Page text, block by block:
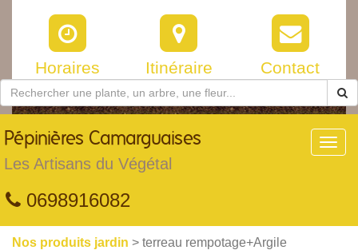
Horaires Itinéraire Contact
Pépinières Camarguaises
Les Artisans du Végétal
0698916082
Nos produits jardin > terreau rempotage+Argile